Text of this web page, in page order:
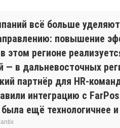
всё больше
повышение
этом регионе
— в дальневосточных
партнёр для HR-
интеграцию с
ещё технологичнее